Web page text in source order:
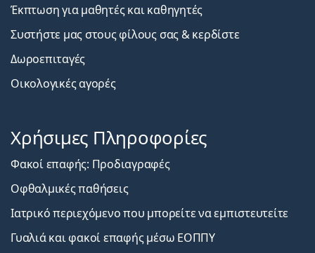
Έκπτωση για μαθητές και καθηγητές
Συστήστε μας στους φίλους σας & κερδίστε
Δωροεπιταγές
Οικολογικές αγορές
Χρήσιμες Πληροφορίες
Φακοί επαφής: Προδιαγραφές
Οφθαλμικές παθήσεις
Ιατρικό περιεχόμενο που μπορείτε να εμπιστευτείτε
Γυαλιά και φακοί επαφής μέσω ΕΟΠΠΥ